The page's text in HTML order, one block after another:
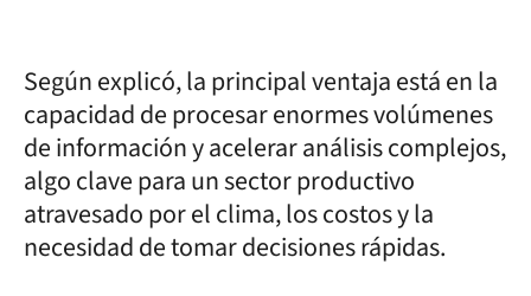
Según explicó, la principal ventaja está en la
capacidad de procesar enormes volúmenes
de información y acelerar análisis complejos,
algo clave para un sector productivo
atravesado por el clima, los costos y la
necesidad de tomar decisiones rápidas.